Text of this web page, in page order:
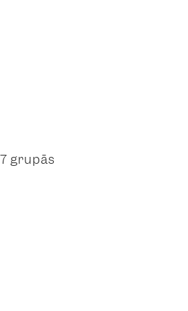
grupās